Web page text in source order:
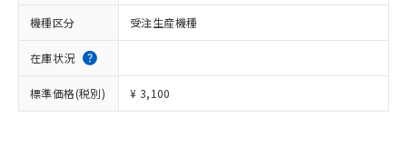
機種区分 受注生産機種
在庫状況
標準価格(税別) ¥ 3,100